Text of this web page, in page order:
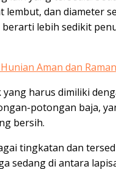
lembut, dan diameter
lebih sedikit
Aman dan
harus dimiliki
potongan baja,
bersih.
tingkatan dan
sedang di antara